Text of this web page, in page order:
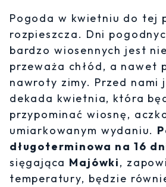
Pogoda w kwietniu do tej
rozpieszcza. Dni
bardzo wiosennych jest
przeważa chłód, a nawet
nawroty zimy. Przed nami
dekada kwietnia, która
przypominać wiosnę,
umiarkowanym wydaniu.
długoterminowa na 16
sięgająca Majówki,
temperatury, będzie